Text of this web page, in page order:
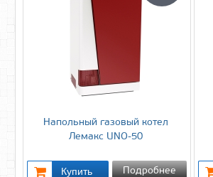
Напольный газовый котел
Лемакс UNO-50
Подробнее